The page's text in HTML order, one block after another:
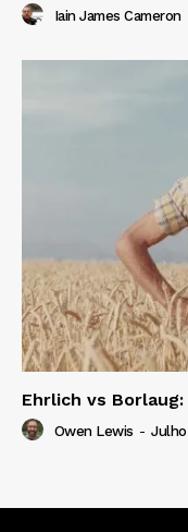
Iain James Cameron
Ehrlich vs Borlaug:
Owen Lewis -